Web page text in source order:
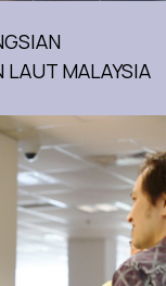
LAUT MALAYSIA